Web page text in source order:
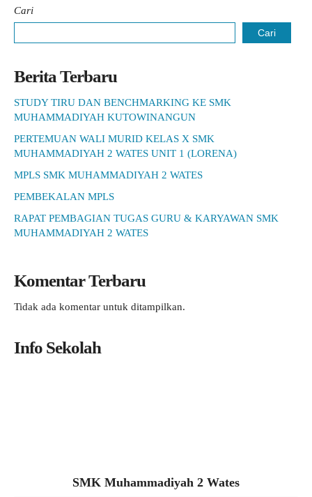
Cari
Cari
Berita Terbaru
STUDY TIRU DAN BENCHMARKING KE SMK
MUHAMMADIYAH KUTOWINANGUN
PERTEMUAN WALI MURID KELAS X SMK
MUHAMMADIYAH 2 WATES UNIT 1 (LORENA)
MPLS SMK MUHAMMADIYAH 2 WATES
PEMBEKALAN MPLS
RAPAT PEMBAGIAN TUGAS GURU & KARYAWAN SMK
MUHAMMADIYAH 2 WATES
Komentar Terbaru
Tidak ada komentar untuk ditampilkan.
Info Sekolah
SMK Muhammadiyah 2 Wates